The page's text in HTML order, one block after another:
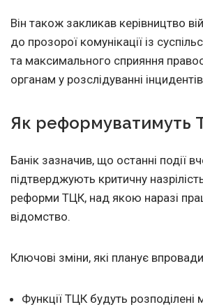
Він також закликав керівництво
до прозорої комунікації із
та максимального сприяння
органам у розслідуванні
Як реформуватимуть
Банік зазначив, що останні події
підтверджують критичну
реформи ТЦК, над якою наразі
відомство.
Ключові зміни, які планує
Функції ТЦК будуть розподілені